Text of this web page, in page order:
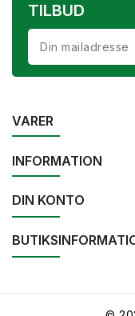
TILBUD
VARER
INFORMATION
DIN KONTO